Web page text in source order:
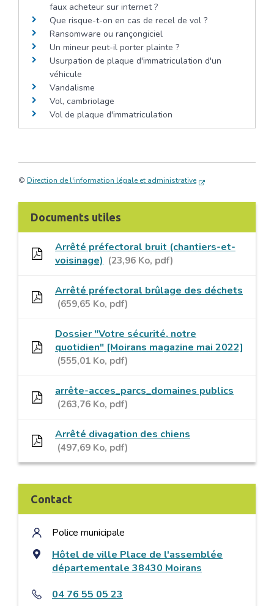
faux acheteur sur internet ?
Que risque-t-on en cas de recel de vol ?
Ransomware ou rançongiciel
Un mineur peut-il porter plainte ?
Usurpation de plaque d'immatriculation d'un
véhicule
Vandalisme
Vol, cambriolage
Vol de plaque d'immatriculation
© Direction de l'information légale et administrative
Documents utiles
Arrêté préfectoral bruit (chantiers-et-
voisinage)
23,96 Ko, pdf
Arrêté préfectoral brûlage des déchets
659,65 Ko, pdf
Dossier "Votre sécurité, notre
quotidien" [Moirans magazine mai 2022]
555,01 Ko, pdf
arrête-acces_parcs_domaines publics
263,76 Ko, pdf
Arrêté divagation des chiens
497,69 Ko, pdf
Contact
Police municipale
Hôtel de ville Place de l'assemblée
départementale 38430 Moirans
04 76 55 05 23